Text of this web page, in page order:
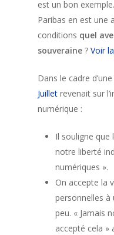
est un bon
Paribas en est une
conditions quel
souveraine ? Voir
Dans le cadre
Juillet revenait sur
numérique :
Il souligne que
notre liberté
numériques ».
On accepte la
personnelles à
peu. « Jamais
accepté cela »